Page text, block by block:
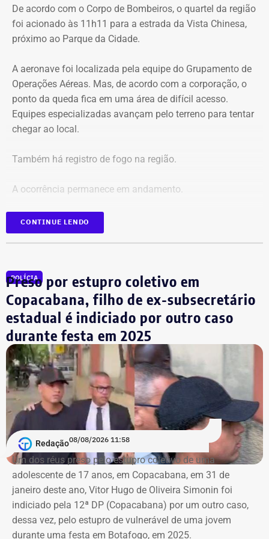
criança de 2 anos — Foto: Reprodução.
O pedido de Búzios à Justiça
Em caráter urgente, antes da apresentação da defesa das
empresas, a prefeitura solicitou:
Preservação integral dos registros dos nove perfis;
Identificação de anunciantes e financiadores;
Retirada das publicações relacionadas no processo;
Suspensão temporária de contas que não fossem
Proibição de distribuição paga por contas ainda não
Multa diária de R$ 50 mil por obrigação descumprida.
A prefeitura pediu que a multa seja aplicada
separadamente de acordo com o perfil, publicação,
campanha ou conjunto de dados.
No julgamento definitivo, o município pretende obter a
remoção permanente dos conteúdos considerados
ilícitos, a desativação das contas comprovadamente
falsas ou utilizadas continuamente para ilegalidades e a
exclusão de cópias idênticas das publicações.
A ação também busca obrigar os responsáveis a publicar
correções ou retratações por pelo menos 30 dias, além de
ressarcir os custos que a prefeitura afirma ter suportado
para responder às informações questionadas.
O valor desses danos não foi calculado. O município
pede ainda indenização por dano moral coletivo, também
De acordo com o Corpo de Bombeiros, o quartel da região
foi acionado às 11h11 para a estrada da Vista Chinesa,
próximo ao Parque da Cidade.
A aeronave foi localizada pela equipe do Grupamento de
Operações Aéreas. Mas, de acordo com a corporação, o
ponto da queda fica em uma área de difícil acesso.
Equipes especializadas avançam pelo terreno para tentar
chegar ao local.
Também há registro de fogo na região.
A ocorrência permanece em andamento.
*Em atualização
CONTINUE LENDO
POLÍCIA
Preso por estupro coletivo em
Copacabana, filho de ex-subsecretário
estadual é indiciado por outro caso
durante festa em 2025
Redação08/08/2026 11:58
Um dos réus preso pelo estupro coletivo de uma
adolescente de 17 anos, em Copacabana, em 31 de
janeiro deste ano, Vitor Hugo de Oliveira Simonin foi
indiciado pela 12ª DP (Copacabana) por um outro caso,
dessa vez, pelo estupro de vulnerável de uma jovem
durante uma festa em Botafogo, em 2025.